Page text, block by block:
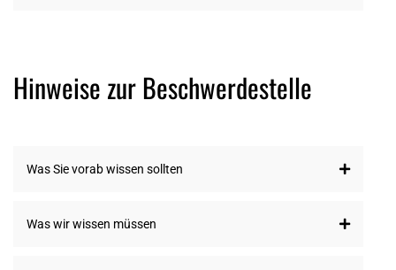
Hinweise zur Beschwerdestelle
Was Sie vorab wissen sollten
Was wir wissen müssen